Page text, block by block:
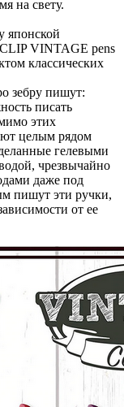
на свету.
японской
VINTAGE pens
классических
зебру пишут:
писать
этих
целым рядом
гелевыми
чрезвычайно
даже под
пишут эти ручки,
от ее